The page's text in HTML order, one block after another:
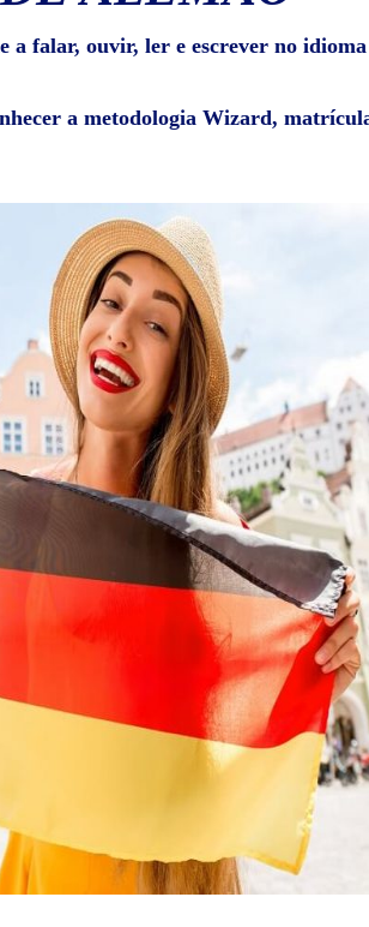
a falar, ouvir, ler e escrever no
a metodologia Wizard,